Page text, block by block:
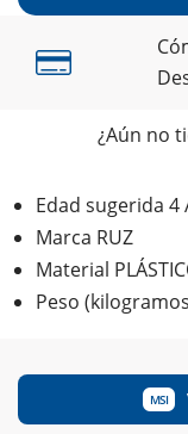
¿Aún no
Edad sugerida 4
Marca RUZ
Material
Peso
MSI